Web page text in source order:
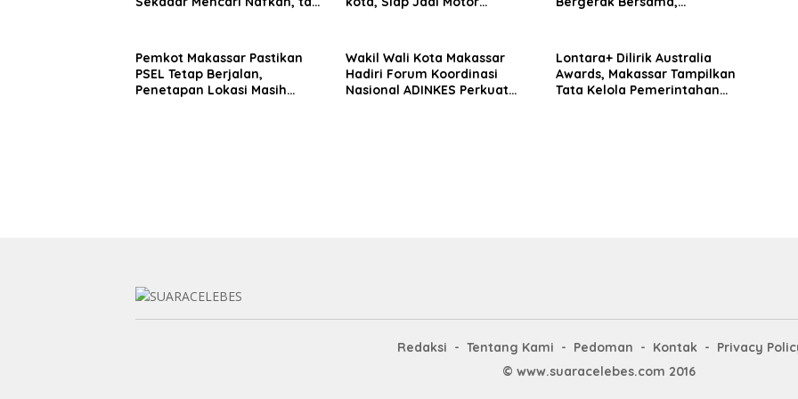
Bersih
Pemkot Makassar Pastikan
PSEL Tetap Berjalan,
Penetapan Lokasi Masih
Wakil Wali Kota Makassar
Hadiri Forum Koordinasi
Nasional ADINKES Perkuat
Lontara+ Dilirik Australia
Awards, Makassar Tampilkan
Tata Kelola Pemerintahan
Redaksi Tentang Kami Pedoman Kontak
Privacy
© www.suaracelebes.com 2016